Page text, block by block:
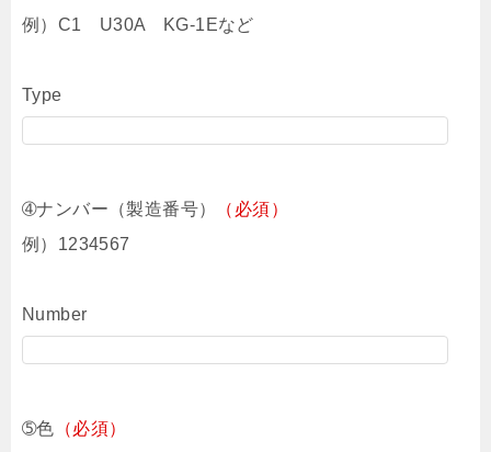
例）C1 U30A KG-1Eなど
Type
➃ナンバー（製造番号）
（必須）
例）1234567
Number
➄色 （必須）